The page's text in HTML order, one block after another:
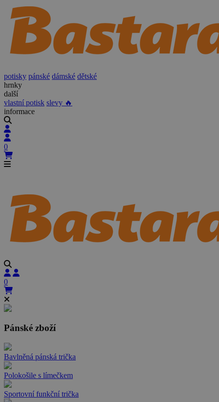
potisky pánské dámské dětské
hrnky
další
vlastní potisk slevy 🔥
informace
0
0
Pánské zboží
Bavlněná pánská trička
Polokošile s límečkem
Sportovní funkční trička